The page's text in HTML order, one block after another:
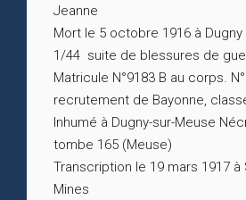
Jeanne
Mort le 5 octobre 1916 à
1/44 suite de blessures de
Matricule N°9183 B au corps.
recrutement de Bayonne,
Inhumé à Dugny-sur-Meuse
tombe 165 (Meuse)
Transcription le 19 mars 1917 à
Mines